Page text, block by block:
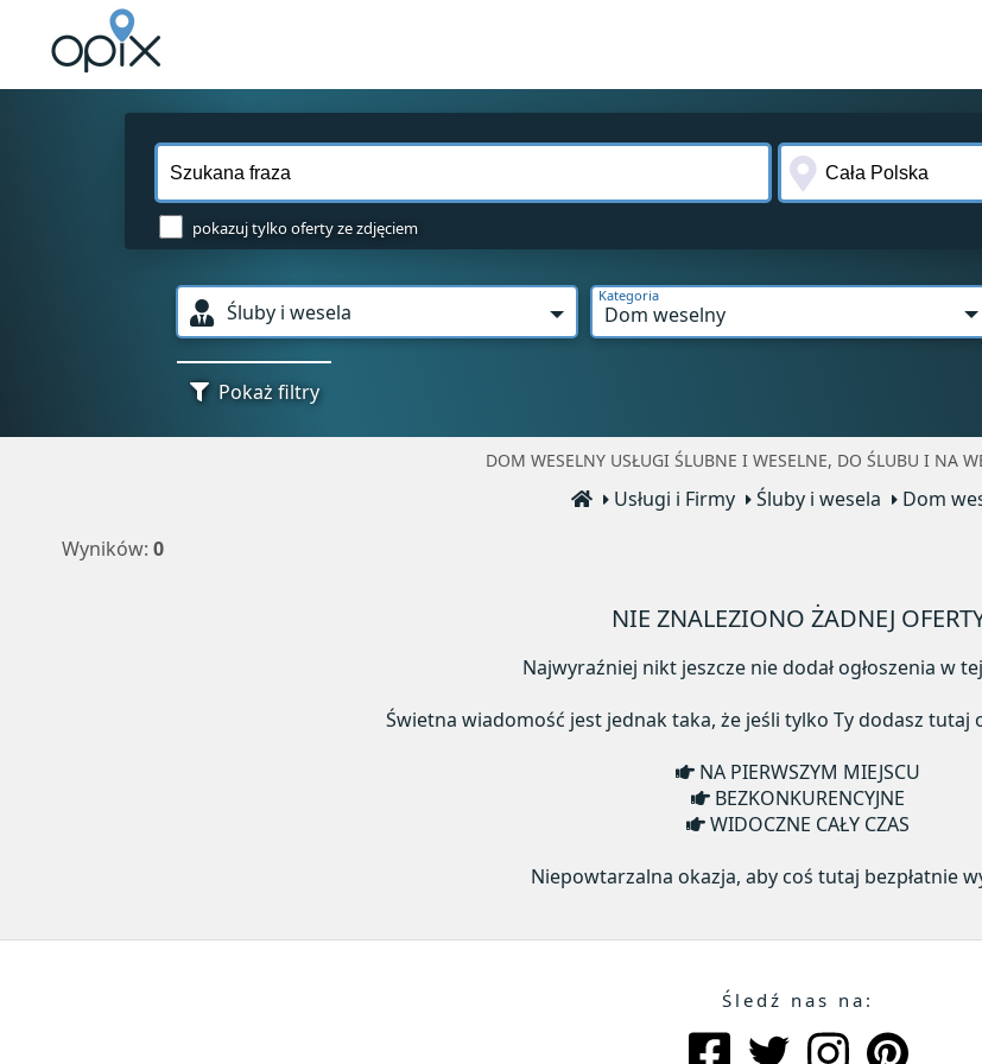
pokazuj tylko oferty ze zdjęciem
Śluby i wesela Dom weselny
Kategoria
Pokaż filtry
DOM WESELNY USŁUGI ŚLUBNE I WESELNE, DO ŚLUBU I NA
Usługi i Firmy Śluby i wesela
Dom
Wyników: 0
NIE ZNALEZIONO ŻADNEJ
Najwyraźniej nikt jeszcze nie dodał ogłoszenia w
Świetna wiadomość jest jednak taka, że jeśli tylko Ty dodasz tutaj
NA PIERWSZYM MIEJSCU
BEZKONKURENCYJNE
WIDOCZNE CAŁY CZAS
Niepowtarzalna okazja, aby coś tutaj bezpłatnie
Śledź nas na: